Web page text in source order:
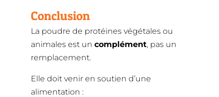
Conclusion
La poudre de protéines végétales ou
animales est un complément, pas un
remplacement.
Elle doit venir en soutien d’une
alimentation :